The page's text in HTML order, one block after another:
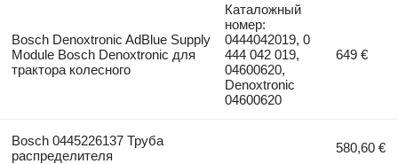
Bosch Denoxtronic AdBlue Supply
Module Bosch Denoxtronic для
трактора колесного
Каталожный
номер:
0444042019, 0
444 042 019,
04600620,
Denoxtronic
04600620
649 €
Bosch 0445226137 Труба
распределителя
580,60 €